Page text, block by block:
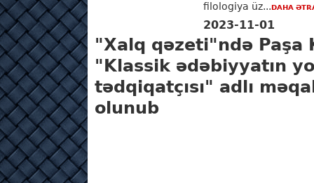
filologiya üz...DAHA
2023-11-01
"Xalq qəzeti"ndə Paşa
"Klassik ədəbiyyatın
tədqiqatçısı" adlı
olunub